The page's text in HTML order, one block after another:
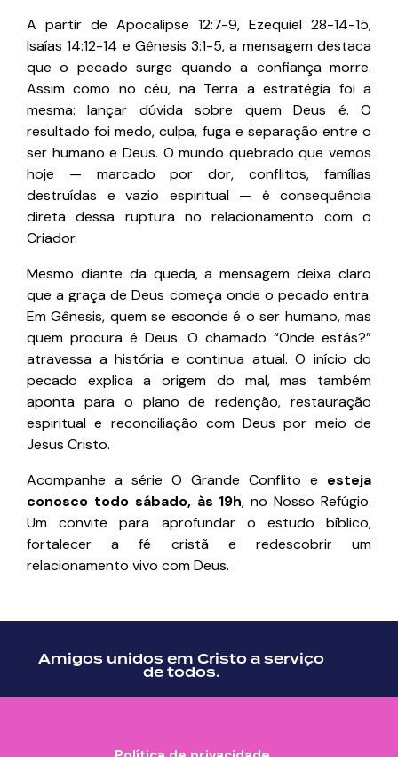
A partir de Apocalipse 12:7-9, Ezequiel 28-14-15,
Isaías 14:12-14 e Gênesis 3:1-5, a mensagem destaca
que o pecado surge quando a confiança morre.
Assim como no céu, na Terra a estratégia foi a
mesma: lançar dúvida sobre quem Deus é. O
resultado foi medo, culpa, fuga e separação entre o
ser humano e Deus. O mundo quebrado que vemos
hoje — marcado por dor, conflitos, famílias
destruídas e vazio espiritual — é consequência
direta dessa ruptura no relacionamento com o
Criador.
Mesmo diante da queda, a mensagem deixa claro
que a graça de Deus começa onde o pecado entra.
Em Gênesis, quem se esconde é o ser humano, mas
quem procura é Deus. O chamado “Onde estás?”
atravessa a história e continua atual. O início do
pecado explica a origem do mal, mas também
aponta para o plano de redenção, restauração
espiritual e reconciliação com Deus por meio de
Jesus Cristo.
Acompanhe a série O Grande Conflito e esteja
conosco todo sábado, às 19h, no Nosso Refúgio.
Um convite para aprofundar o estudo bíblico,
fortalecer a fé cristã e redescobrir um
relacionamento vivo com Deus.
Amigos unidos em Cristo a serviço
de todos.